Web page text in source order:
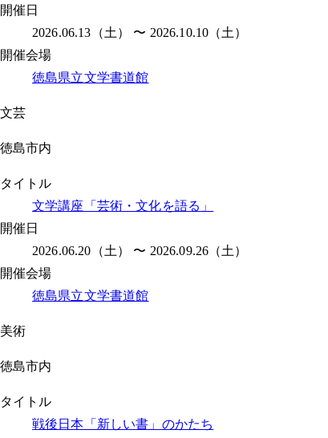
開催日
2026.06.13（土） 〜 2026.10.10（土）
開催会場
徳島県立文学書道館
文芸
徳島市内
タイトル
文学講座「芸術・文化を語る」
開催日
2026.06.20（土） 〜 2026.09.26（土）
開催会場
徳島県立文学書道館
美術
徳島市内
タイトル
戦後日本「新しい書」のかたち